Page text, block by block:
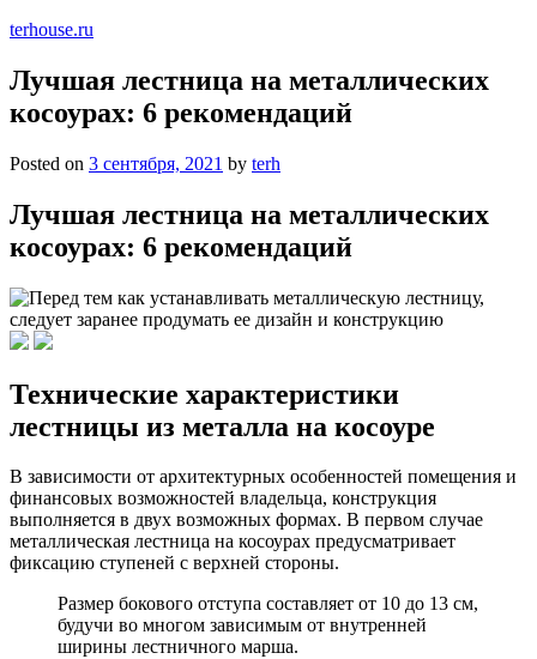
terhouse.ru
Лучшая лестница на металлических
косоурах: 6 рекомендаций
Posted on 3 сентября, 2021 by terh
Лучшая лестница на металлических
косоурах: 6 рекомендаций
Технические характеристики
лестницы из металла на косоуре
В зависимости от архитектурных особенностей помещения и
финансовых возможностей владельца, конструкция
выполняется в двух возможных формах. В первом случае
металлическая лестница на косоурах предусматривает
фиксацию ступеней с верхней стороны.
Размер бокового отступа составляет от 10 до 13 см,
будучи во многом зависимым от внутренней
ширины лестничного марша.